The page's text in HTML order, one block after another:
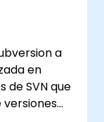
a
en
de SVN que